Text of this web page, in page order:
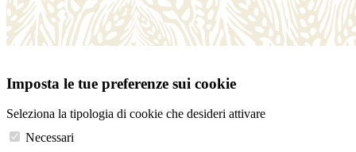
Imposta le tue preferenze sui cookie
Seleziona la tipologia di cookie che desideri attivare
Necessari